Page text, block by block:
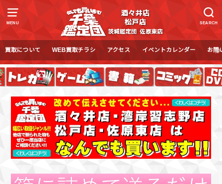
MENU SEARCH
買取について WEB買取チラシ アクセス イベントカレンダー お問